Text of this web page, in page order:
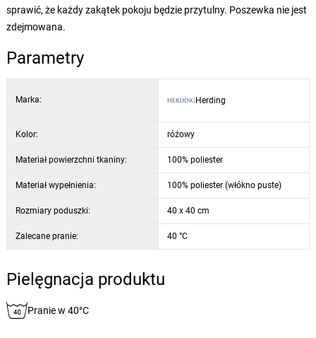
sprawić, że każdy zakątek pokoju będzie przytulny. Poszewka nie jest
zdejmowana.
Parametry
Marka: Herding
Kolor: różowy
Materiał powierzchni tkaniny: 100% poliester
Materiał wypełnienia: 100% poliester (włókno puste)
Rozmiary poduszki: 40 x 40 cm
Zalecane pranie: 40 °C
Pielęgnacja produktu
Pranie w 40°C